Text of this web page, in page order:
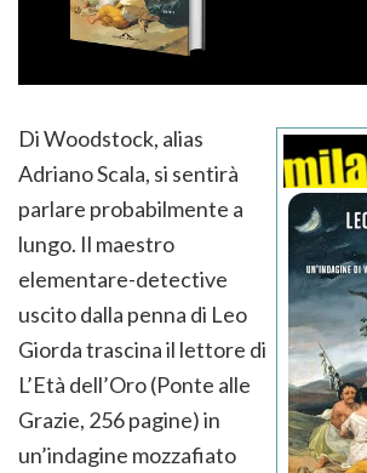
Di Woodstock, alias
Adriano Scala, si sentirà
parlare probabilmente a
lungo. Il maestro
elementare-detective
uscito dalla penna di Leo
Giorda trascina il lettore di
L’Età dell’Oro (Ponte alle
Grazie, 256 pagine) in
un’indagine mozzafiato